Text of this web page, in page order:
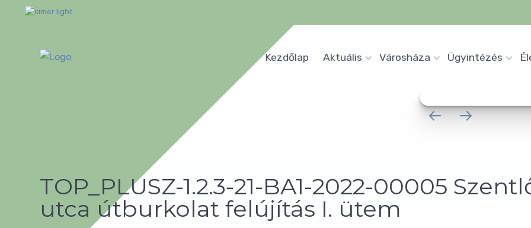
Kezdőlap Aktuális Városháza Ügyintézés
TOP_PLUSZ-1.2.3-21-BA1-2022-00005
utca útburkolat felújítás I. ütem